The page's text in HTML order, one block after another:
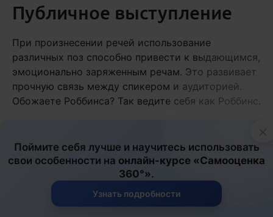
Публичное выступление
При произнесении речей использование
различных поз способно привести к выдающимся,
эмоционально заряженным речам. Это развивает
прочную связь между спикером и аудиторией.
Обожаете Роббинса? Так ведите себя как Роббинс.
аудитория ощущает массовый эффект темпа и
ведения. Когда говорящий меняет позу, в которой
он только что говорил, он может вызвать у
аудитории
сильное чувство взаимопонимания
×
Поймите себя лучше и научитесь использовать
свои особенности на онлайн-курсе «Самооценка
360°».
Узнать подробности